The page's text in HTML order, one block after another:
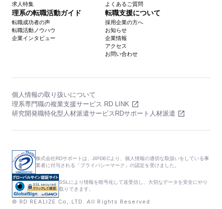
求人特集
よくあるご質問
理系の転職活動ガイド
転職成功者の声
転職活動ノウハウ
企業インタビュー
転職支援について
採用企業の方へ
お知らせ
企業情報
アクセス
お問い合わせ
個人情報の取り扱いについて
理系専門職の複業支援サービス RD LINK
研究開発職特化型人材派遣サービスRDサポート人材派遣
株式会社RDサポートは、JIPDECより、個人情報の適切な取扱いをしている事
業者に付与される「プライバシーマーク」の認定を受けました。
SSLにより情報を暗号化して送受信し、大切なデータを安全にやり
取りできます。
© RD REALIZE Co,.LTD. All Rights Reserved